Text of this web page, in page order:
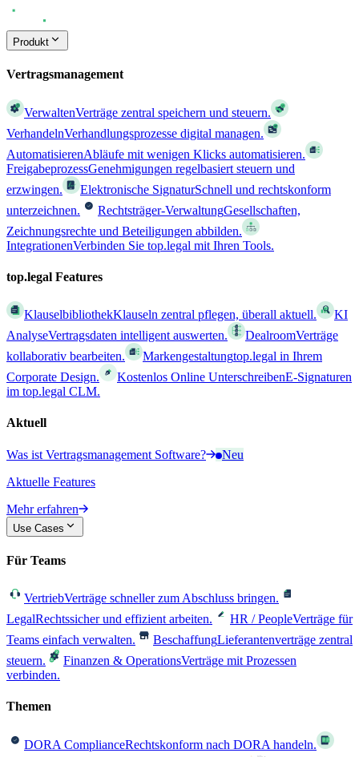
Produkt
Vertragsmanagement
VerwaltenVerträge zentral speichern und steuern.
VerhandelnVerhandlungsprozesse digital managen.
AutomatisierenAbläufe mit wenigen Klicks automatisieren.
FreigabeprozessGenehmigungen regelbasiert steuern und
erzwingen.
Elektronische SignaturSchnell und rechtskonform
unterzeichnen.
Rechtsträger-VerwaltungGesellschaften,
Zeichnungsrechte und Beteiligungen abbilden.
IntegrationenVerbinden Sie top.legal mit Ihren Tools.
top.legal Features
KlauselbibliothekKlauseln zentral pflegen, überall aktuell.
KI
AnalyseVertragsdaten intelligent auswerten. DealroomVerträge
kollaborativ bearbeiten.
Markengestaltungtop.legal in Ihrem
Corporate Design.
Kostenlos Online UnterschreibenE-Signaturen
im top.legal CLM.
Aktuell
Was ist Vertragsmanagement Software?
Neu
Aktuelle Features
Mehr erfahren
Use Cases
Für Teams
VertriebVerträge schneller zum Abschluss bringen.
LegalRechtssicher und effizient arbeiten. HR / PeopleVerträge für
Teams einfach verwalten.
BeschaffungLieferantenverträge zentral
steuern.
Finanzen & OperationsVerträge mit Prozessen
verbinden.
Themen
DORA ComplianceRechtskonform nach DORA handeln.